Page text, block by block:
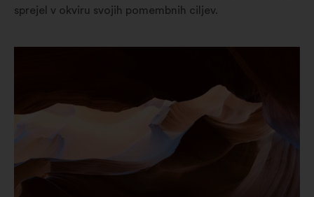
sprejel v okviru svojih pomembnih ciljev.
zavihku